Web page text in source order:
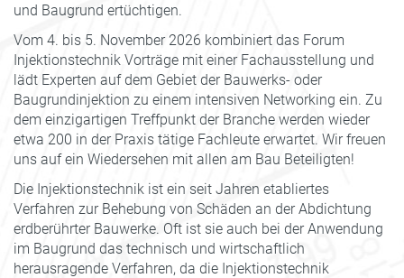
und Baugrund ertüchtigen.
Vom 4. bis 5. November 2026 kombiniert das Forum
Injektionstechnik Vorträge mit einer Fachausstellung und
lädt Experten auf dem Gebiet der Bauwerks- oder
Baugrundinjektion zu einem intensiven Networking ein. Zu
dem einzigartigen Treffpunkt der Branche werden wieder
etwa 200 in der Praxis tätige Fachleute erwartet. Wir freuen
uns auf ein Wiedersehen mit allen am Bau Beteiligten!
Die Injektionstechnik ist ein seit Jahren etabliertes
Verfahren zur Behebung von Schäden an der Abdichtung
erdberührter Bauwerke. Oft ist sie auch bei der Anwendung
im Baugrund das technisch und wirtschaftlich
herausragende Verfahren, da die Injektionstechnik